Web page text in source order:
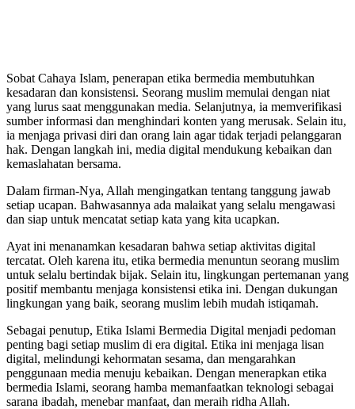
Sobat Cahaya Islam, penerapan etika bermedia membutuhkan
kesadaran dan konsistensi. Seorang muslim memulai dengan niat
yang lurus saat menggunakan media. Selanjutnya, ia memverifikasi
sumber informasi dan menghindari konten yang merusak. Selain itu,
ia menjaga privasi diri dan orang lain agar tidak terjadi pelanggaran
hak. Dengan langkah ini, media digital mendukung kebaikan dan
kemaslahatan bersama.
Dalam firman-Nya, Allah mengingatkan tentang tanggung jawab
setiap ucapan. Bahwasannya ada malaikat yang selalu mengawasi
dan siap untuk mencatat setiap kata yang kita ucapkan.
Ayat ini menanamkan kesadaran bahwa setiap aktivitas digital
tercatat. Oleh karena itu, etika bermedia menuntun seorang muslim
untuk selalu bertindak bijak. Selain itu, lingkungan pertemanan yang
positif membantu menjaga konsistensi etika ini. Dengan dukungan
lingkungan yang baik, seorang muslim lebih mudah istiqamah.
Sebagai penutup, Etika Islami Bermedia Digital menjadi pedoman
penting bagi setiap muslim di era digital. Etika ini menjaga lisan
digital, melindungi kehormatan sesama, dan mengarahkan
penggunaan media menuju kebaikan. Dengan menerapkan etika
bermedia Islami, seorang hamba memanfaatkan teknologi sebagai
sarana ibadah, menebar manfaat, dan meraih ridha Allah.